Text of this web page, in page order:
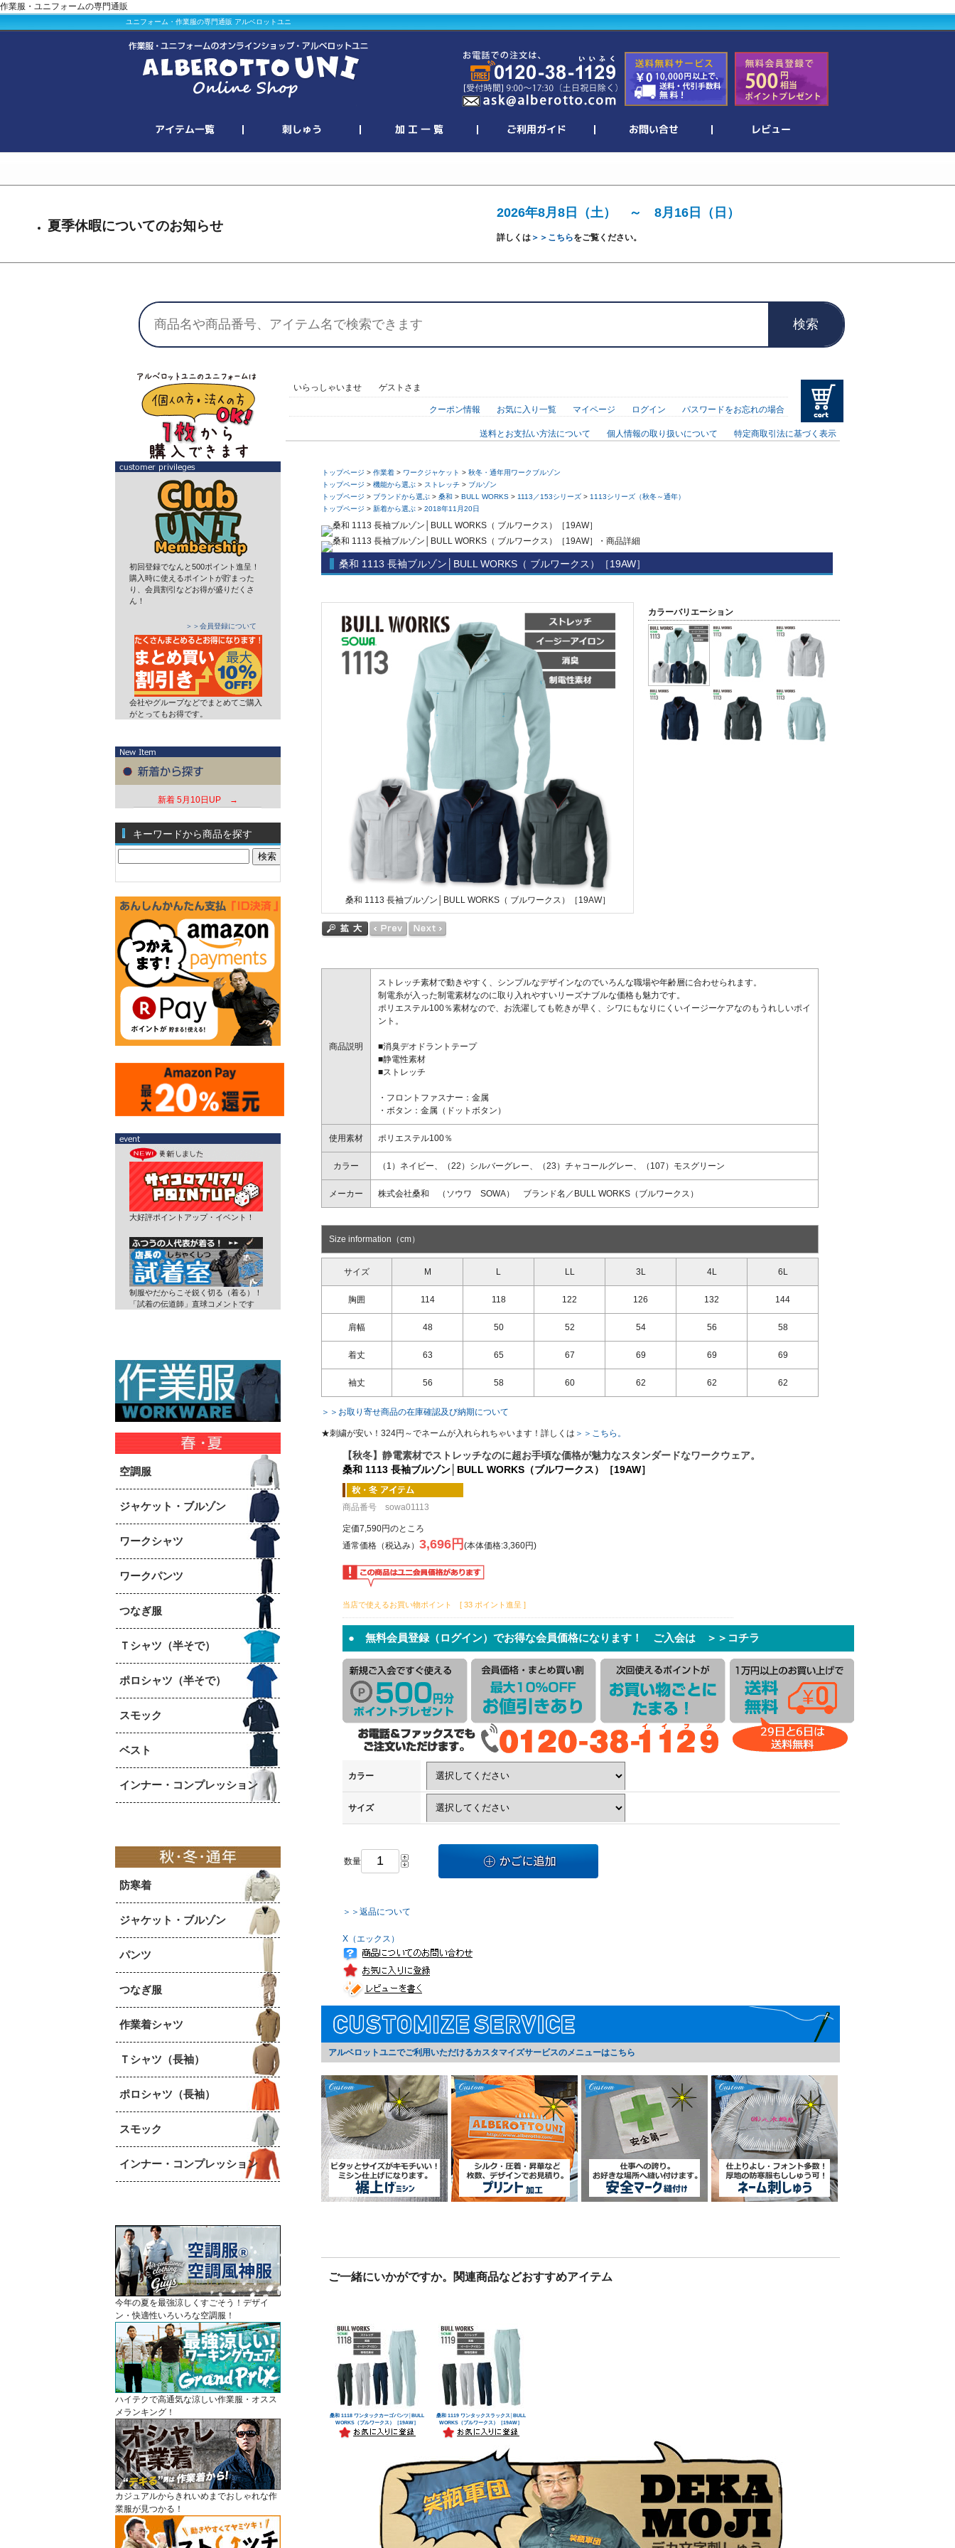
作業服・ユニフォームの専門通販
ユニフォーム・作業服の専門通販 アルベロットユニ
夏季休暇についてのお知らせ
2026年8月8日（土） ～ 8月16日（日）
詳しくは＞＞こちらをご覧ください。
検索
初回登録でなんと500ポイント進呈！
購入時に使えるポイントが貯まった
り、会員割引などお得が盛りだくさ
ん！
＞＞会員登録について
会社やグループなどでまとめてご購入
がとってもお得です。
新着 5月10日UP →
キーワードから商品を探す
大好評ポイントアップ・イベント！
制服やだからこそ鋭く切る（着る）！
「試着の伝道師」直球コメントです
空調服
ジャケット・ブルゾン
ワークシャツ
ワークパンツ
つなぎ服
Ｔシャツ（半そで）
ポロシャツ（半そで）
スモック
ベスト
インナー・コンプレッション
防寒着
ジャケット・ブルゾン
パンツ
つなぎ服
作業着シャツ
Ｔシャツ（長袖）
ポロシャツ（長袖）
スモック
インナー・コンプレッション
今年の夏を最強涼しくすごそう！デザイ
ン・快適性いろいろな空調服！
ハイテクで高通気な涼しい作業服・オスス
メランキング！
カジュアルからきれいめまでおしゃれな作
業服が見つかる！
いらっしゃいませ ゲストさま
クーポン情報 お気に入り一覧 マイページ ログイン パスワードをお忘れの場合
送料とお支払い方法について 個人情報の取り扱いについて 特定商取引法に基づく表示
トップページ > 作業着 > ワークジャケット > 秋冬・通年用ワークブルゾン
トップページ > 機能から選ぶ > ストレッチ > ブルゾン
トップページ > ブランドから選ぶ > 桑和 > BULL WORKS > 1113／153シリーズ > 1113シリーズ（秋冬～通年）
トップページ > 新着から選ぶ > 2018年11月20日
桑和 1113 長袖ブルゾン│BULL WORKS（ ブルワークス）［19AW］
カラーバリエーション
桑和 1113 長袖ブルゾン│BULL WORKS（ ブルワークス）［19AW］
商品説明
ストレッチ素材で動きやすく、シンプルなデザインなのでいろんな職場や年齢層に合わせられます。
制電糸が入った制電素材なのに取り入れやすいリーズナブルな価格も魅力です。
ポリエステル100％素材なので、お洗濯しても乾きが早く、シワにもなりにくいイージーケアなのもうれしいポイ
ント。
■消臭デオドラントテープ
■静電性素材
■ストレッチ
・フロントファスナー：金属
・ボタン：金属（ドットボタン）
使用素材 ポリエステル100％
カラー （1）ネイビー、（22）シルバーグレー、（23）チャコールグレー、（107）モスグリーン
メーカー 株式会社桑和 （ソウワ SOWA） ブランド名／BULL WORKS（ブルワークス）
Size information（cm）
サイズ M L LL 3L 4L 6L
胸囲 114 118 122 126 132 144
肩幅 48 50 52 54 56 58
着丈 63 65 67 69 69 69
袖丈 56 58 60 62 62 62
＞＞お取り寄せ商品の在庫確認及び納期について
★刺繍が安い！324円～でネームが入れられちゃいます！詳しくは ＞＞こちら。
【秋冬】静電素材でストレッチなのに超お手頃な価格が魅力なスタンダードなワークウェア。
桑和 1113 長袖ブルゾン│BULL WORKS（ブルワークス）［19AW］
商品番号 sowa01113
定価7,590円のところ
通常価格（税込み） 3,696円 (本体価格:3,360円)
当店で使えるお買い物ポイント [ 33 ポイント進呈 ]
● 無料会員登録（ログイン）でお得な会員価格になります！ ご入会は ＞＞コチラ
カラー
サイズ
数量
＞＞返品について
X（エックス）
アルベロットユニでご利用いただけるカスタマイズサービスのメニューはこちら
ご一緒にいかがですか。関連商品などおすすめアイテム
桑和 1118 ワンタックカーゴパンツ│BULL
WORKS（ブルワークス）［19AW］
桑和 1119 ワンタックスラックス│BULL
WORKS（ブルワークス）［19AW］